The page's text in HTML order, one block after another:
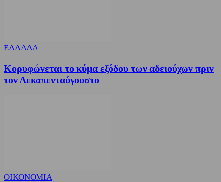
ΕΛΛΑΔΑ
Κορυφώνεται το κύμα εξόδου των αδειούχων πριν
τον Δεκαπενταύγουστο
ΟΙΚΟΝΟΜΙΑ